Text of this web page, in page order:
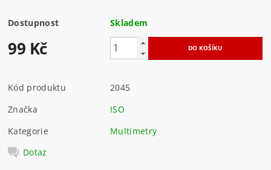
Dostupnost Skladem
99 Kč
Kód produktu
2045
Značka
ISO
Kategorie
Multimetry
Dotaz